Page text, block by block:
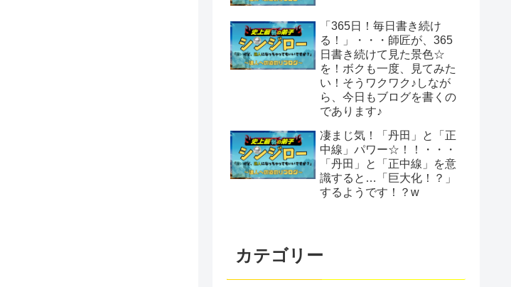
「365日！毎日書き続け
る！」・・・師匠が、365
日書き続けて見た景色☆
を！ボクも一度、見てみた
い！そうワクワク♪しなが
ら、今日もブログを書くの
であります♪
凄まじ気！「丹田」と「正
中線」パワー☆！！・・・
「丹田」と「正中線」を意
識すると…「巨大化！？」
するようです！？w
カテゴリー